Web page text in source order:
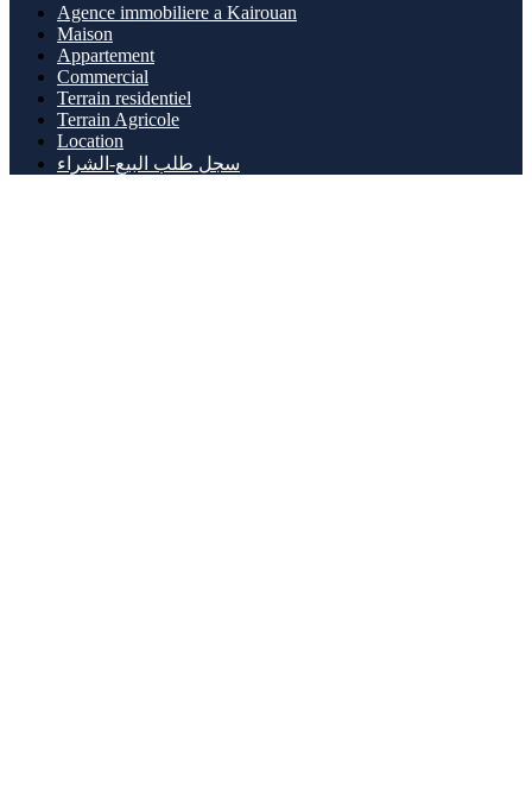
Agence immobiliere a Kairouan
Maison
Appartement
Commercial
Terrain residentiel
Terrain Agricole
Location
سجل طلب البيع-الشراء